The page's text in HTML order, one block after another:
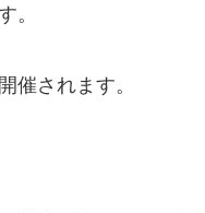
。
催されます。